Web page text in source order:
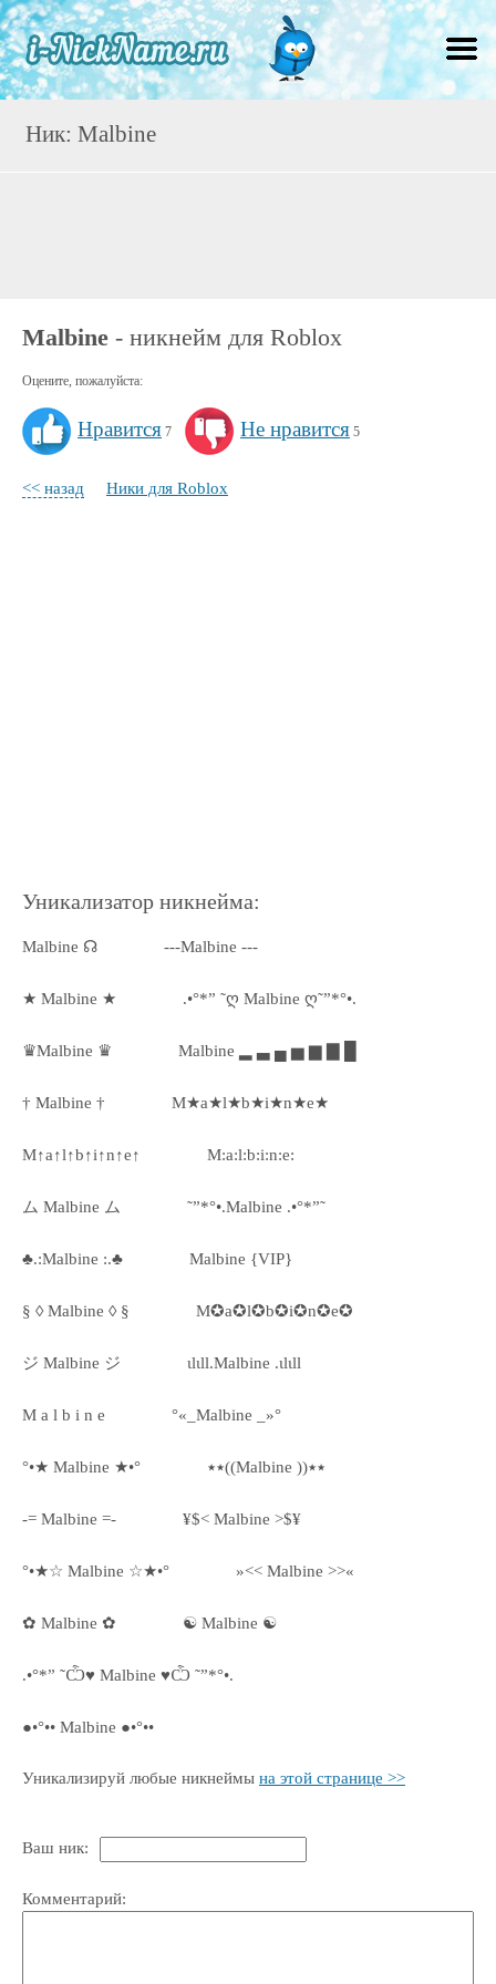
Ник: Malbine
Malbine - никнейм для Roblox
Оцените, пожалуйста:
Нравится 7 Не нравится 5
<< назад Ники для Roblox
Уникализатор никнейма:
Malbine ☊ ---Malbine ---
★ Malbine ★ .•°*” ˜ღ Malbine ღ˜”*°•.
♛Malbine ♛ Malbine ▂ ▃ ▄ ▅ ▆ ▇ █
† Malbine † M★a★l★b★i★n★e★
M↑a↑l↑b↑i↑n↑e↑ M:a:l:b:i:n:e:
ム Malbine ム ˜”*°•.Malbine .•°*”˜
♣.:Malbine :.♣ Malbine {VIP}
§ ◊ Malbine ◊ § M✪a✪l✪b✪i✪n✪e✪
ジ Malbine ジ ιlιll.Malbine .ιlιll
M a l b i n e °«_Malbine _»°
°•★ Malbine ★•° ٭٭((Malbine ))٭٭
-= Malbine =- ¥$< Malbine >$¥
°•★☆ Malbine ☆★•° »<< Malbine >>«
✿ Malbine ✿ ☯ Malbine ☯
.•°*” ˜Ѽ♥ Malbine ♥Ѽ ˜”*°•.
●•°•• Malbine ●•°••
Уникализируй любые никнеймы на этой странице >>
Ваш ник:
Комментарий: